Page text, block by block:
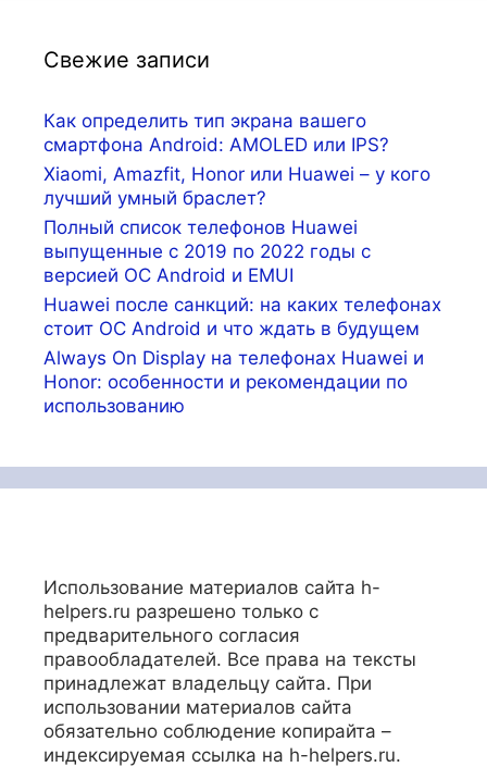
Свежие записи
Как определить тип экрана вашего
смартфона Android: AMOLED или IPS?
Xiaomi, Amazfit, Honor или Huawei – у кого
лучший умный браслет?
Полный список телефонов Huawei
выпущенные с 2019 по 2022 годы с
версией ОС Android и EMUI
Huawei после санкций: на каких телефонах
стоит ОС Android и что ждать в будущем
Always On Display на телефонах Huawei и
Honor: особенности и рекомендации по
использованию
Использование материалов сайта h-
helpers.ru разрешено только с
предварительного согласия
правообладателей. Все права на тексты
принадлежат владельцу сайта. При
использовании материалов сайта
обязательно соблюдение копирайта –
индексируемая ссылка на h-helpers.ru.